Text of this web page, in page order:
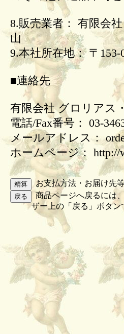
8.販売業者： 有限会
山
9.本社所在地： 〒
■連絡先
有限会社 グロリアス
電話/Fax番号： 03-
メールアドレス：
ホームページ： http://
お支払方法・お届け先
商品ページへ戻るには
ザー上の「戻る」ボタ